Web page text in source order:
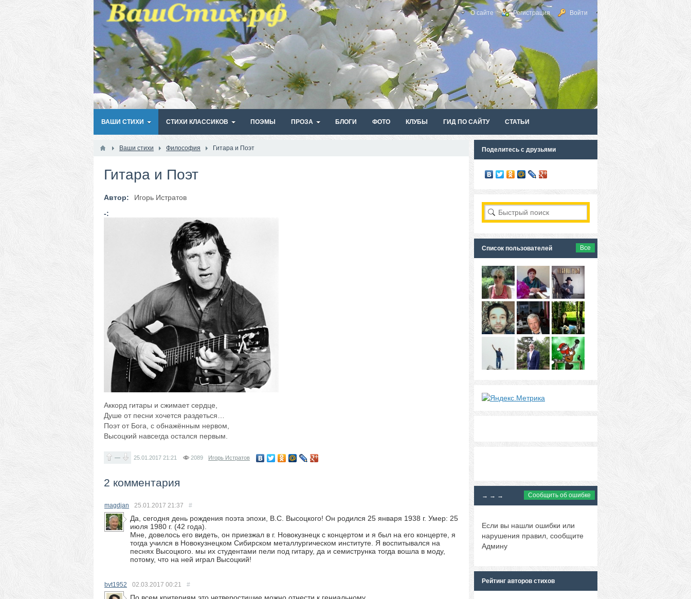
О сайте Регистрация Войти
ВАШИ СТИХИ СТИХИ КЛАССИКОВ ПОЭМЫ ПРОЗА БЛОГИ ФОТО КЛУБЫ ГИД ПО САЙТУ СТАТЬИ
Ваши стихи Философия Гитара и Поэт
Гитара и Поэт
Автор:
Игорь Истратов
-:
Аккорд гитары и сжимает сердце,
Душе от песни хочется раздеться…
Поэт от Бога, с обнажённым нервом,
Высоцкий навсегда остался первым.
— 25.01.2017 21:21 2089 Игорь Истратов
2 комментария
magdjan 25.01.2017 21:37 #
Да, сегодня день рождения поэта эпохи, В.С. Высоцкого! Он родился 25 января 1938 г. Умер: 25
июля 1980 г. (42 года).
Мне, довелось его видеть, он приезжал в г. Новокузнецк с концертом и я был на его концерте, я
тогда учился в Новокузнецком Сибирском металлургическом институте. Я воспитывался на
песнях Высоцкого. мы их студентами пели под гитару, да и семиструнка тогда вошла в моду,
потому, что на ней играл Высоцкий!
bvt1952 02.03.2017 00:21 #
Поделитесь с друзьями
Список пользователей Все
→ → → Сообщить об ошибке
Если вы нашли ошибки или
нарушения правил, сообщите
Админу
Рейтинг авторов стихов